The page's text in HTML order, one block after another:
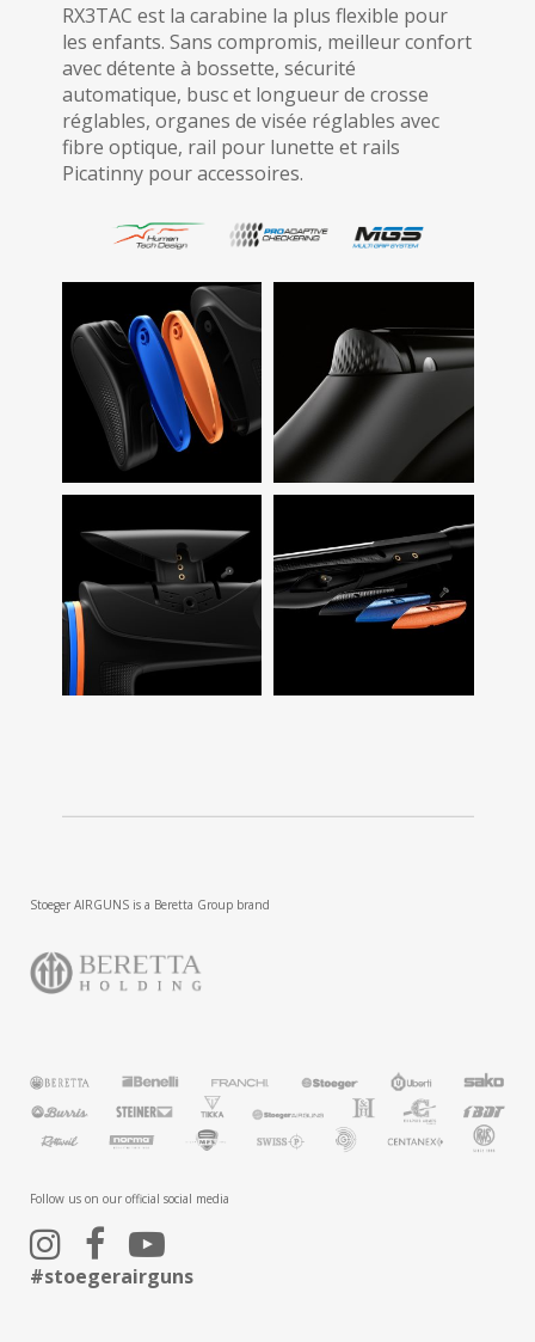
RX3TAC est la carabine la plus flexible pour
les enfants. Sans compromis, meilleur confort
avec détente à bossette, sécurité
automatique, busc et longueur de crosse
réglables, organes de visée réglables avec
fibre optique, rail pour lunette et rails
Picatinny pour accessoires.
Stoeger AIRGUNS is a Beretta Group brand
Follow us on our official social media
#stoegerairguns